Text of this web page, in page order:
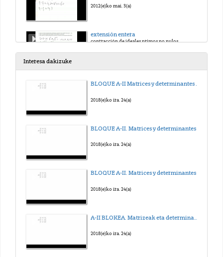
2012(e)ko mai. 3(a)
extensión entera
contracción de ideales primos no nulos
Isomorfismo de cocientes
Suma directa de submódulos
Ideales dos a dos comaximales
Interesa dakizuke
BLOQUE A-II Matrices y determinantes - Determinante Linea
2018(e)ko ira. 24(a)
2018(e)ko ira. 24(a)
2018(e)ko ira. 24(a)
2018(e)ko ira. 24(a)